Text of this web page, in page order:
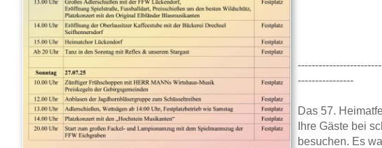
----------------
Das 57.
Ihre Gäste bei
besuchen. Es